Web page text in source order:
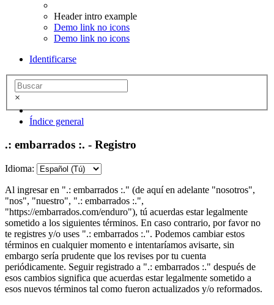
Header intro example
Demo link no icons
Demo link no icons
Identificarse
×
Índice general
.: embarrados :. - Registro
Idioma:
Al ingresar en ".: embarrados :." (de aquí en adelante "nosotros",
"nos", "nuestro", ".: embarrados :.",
"https://embarrados.com/enduro"), tú acuerdas estar legalmente
sometido a los siguientes términos. En caso contrario, por favor no
te registres y/o uses ".: embarrados :.". Podemos cambiar estos
términos en cualquier momento e intentaríamos avisarte, sin
embargo sería prudente que los revises por tu cuenta
periódicamente. Seguir registrado a ".: embarrados :." después de
esos cambios significa que acuerdas estar legalmente sometido a
esos nuevos términos tal como fueron actualizados y/o reformados.